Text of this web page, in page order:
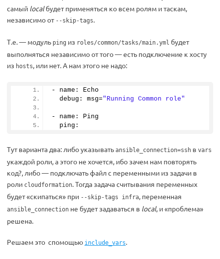
самый localбудет применяться ко всем ролям и таскам,
независимо от --skip-tags.
Т.е. — модуль ping из roles/common/tasks/main.yml будет
выполняться независимо от того — есть подключение к хосту
из hosts, или нет. А нам этого не надо:
- name: Echo
  debug: msg=
"Running Common role"
- name: Ping
  ping:
Тут варианта два: либо указывать ansible_connection=ssh в vars
укаждой роли, а этого не хочется, ибо зачем нам повторять
код?, либо — подключать файл с переменными из задачи в
роли cloudformation. Тогда задача считывания переменных
будет «скипаться» при --skip-tags infra, переменная
ansible_connection не будет задаваться в local, и «проблема»
решена.
Решаем это спомощью include_vars.